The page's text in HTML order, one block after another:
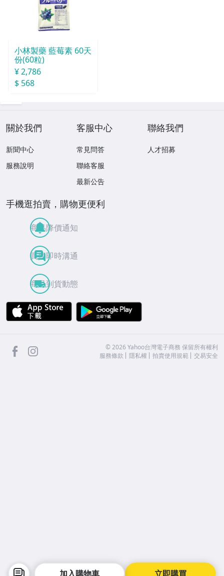
立即購買
加入購物車
小林製藥 藍莓素 60天
份(60粒)
¥ 2,786
$ 568
關於我們
新聞中心
服務說明
客服中心
常見問答
聯絡客服
最新公告
聯絡我們
人才招募
手機逛拍賣，購物更便利
商品降價通知
買賣即時溝通
商品到貨動態
APP Store
facebook ©2026 Yahoo台灣電子商務 保留所有權利
服務條款
隱私權 拍賣使用規範 交易安全